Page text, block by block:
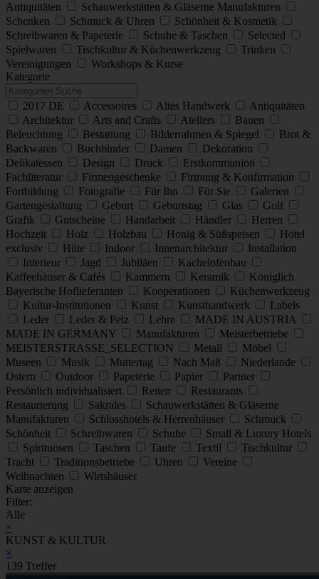
Antiquitäten
Schauwerkstätten & Gläserne Manufakturen
Schenken
Schmuck & Uhren
Schönheit & Kosmetik
Schreibwaren & Papeterie
Schuhe & Taschen
Selected
Spielwaren
Tischkultur & Küchenwerkzeug
Trinken
Vereinigungen
Workshops & Kurse
Kategorie
2017 DE Accessoires Altes Handwerk
Antiquitäten
Architektur
Arts and Crafts Ateliers
Bauen
Beleuchtung
Bestattung Bilderrahmen & Spiegel
Brot &
Backwaren
Buchbinder Damen
Dekoration
Delikatessen
Design Druck
Erstkommunion
Fachliteratur
Firmengeschenke
Firmung & Konfirmation
Fortbildung
Fotografie Für Ihn Für Sie
Galerien
Gartengestaltung
Geburt Geburtstag Glas
Golf
Grafik
Gutscheine Handarbeit Händler
Herren
Hochzeit
Holz Holzbau Honig & Süßspeisen
Hotel
exclusiv
Hüte Indoor Innenarchitektur
Installation
Interieur
Jagd Jubiläen
Kachelofenbau
Kaffeehäuser & Cafés
Kammern Keramik
Königlich
Bayerische Hoflieferanten
Kooperationen
Küchenwerkzeug
Kultur-Institutionen
Kunst Kunsthandwerk
Labels
Leder
Leder & Pelz Lehre
MADE IN AUSTRIA
MADE IN GERMANY
Manufakturen
Meisterbetriebe
MEISTERSTRASSE_SELECTION
Metall
Möbel
Museen
Musik Muttertag Nach Maß
Niederlande
Ostern
Outdoor Papeterie Papier
Partner
Persönlich individualisiert
Reiten
Restaurants
Restaurierung
Sakrales
Schauwerkstätten & Gläserne
Manufakturen
Schlosshotels & Herrenhäuser
Schmuck
Schönheit
Schreibwaren Schuhe
Small & Luxury Hotels
Spirituosen
Taschen Taufe Textil
Tischkultur
Tracht
Traditionsbetriebe Uhren
Vereine
Weihnachten
Wirtshäuser
Karte anzeigen
Filter:
Alle
×
KUNST & KULTUR
×
139 Treffer